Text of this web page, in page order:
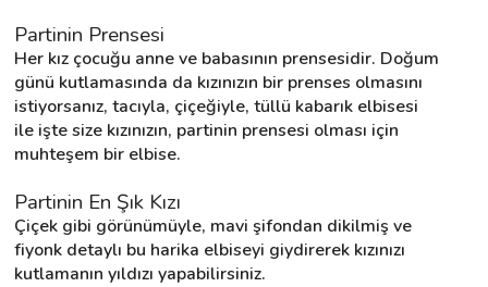
Blog
Partinin Prensesi
Her kız çocuğu anne ve babasının prensesidir. Doğum
günü kutlamasında da kızınızın bir prenses olmasını
istiyorsanız, tacıyla, çiçeğiyle, tüllü kabarık elbisesi
ile işte size kızınızın, partinin prensesi olması için
muhteşem bir elbise.
Partinin En Şık Kızı
Çiçek gibi görünümüyle, mavi şifondan dikilmiş ve
fiyonk detaylı bu harika elbiseyi giydirerek kızınızı
kutlamanın yıldızı yapabilirsiniz.